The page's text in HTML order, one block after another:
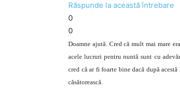
Răspunde la această întrebare
0
0
Doamne ajută. Cred că mult mai mare
acele lucruri pentru nuntă sunt cu
cred că ar fi foarte bine dacă după
căsătorească.